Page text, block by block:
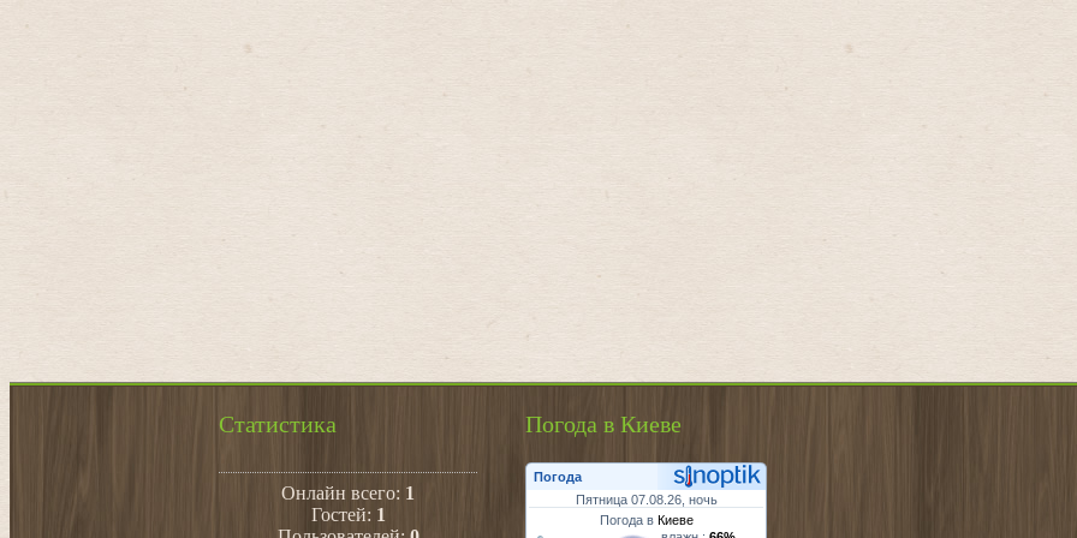
Статистика
Онлайн всего: 1
Гостей: 1
Погода в Киеве
Погода
Пятница 07.08.26, ночь
Погода в Киеве